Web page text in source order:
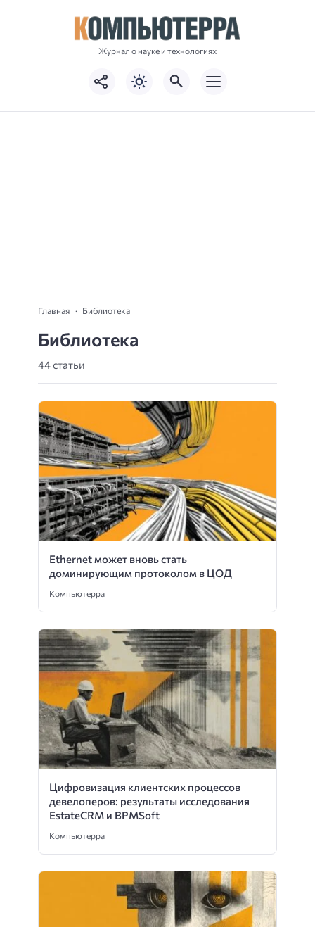
Журнал о науке и технологиях
Главная Библиотека
Библиотека
44 статьи
Ethernet может вновь стать
доминирующим протоколом в ЦОД
Компьютерра
Цифровизация клиентских процессов
девелоперов: результаты исследования
EstateCRM и BPMSoft
Компьютерра